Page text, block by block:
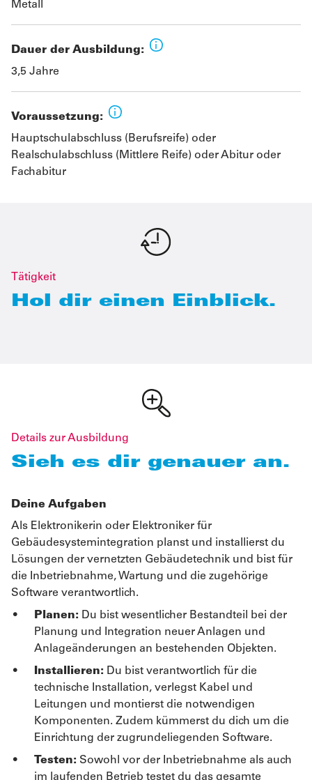
Metall
Dauer der Ausbildung:
3,5 Jahre
Voraussetzung:
Hauptschulabschluss (Berufsreife) oder
Realschulabschluss (Mittlere Reife) oder Abitur oder
Fachabitur
Tätigkeit
Hol dir einen Einblick.
Details zur Ausbildung
Sieh es dir genauer an.
Deine Aufgaben
Als Elektronikerin oder Elektroniker für
Gebäudesystemintegration planst und installierst du
Lösungen der vernetzten Gebäudetechnik und bist für
die Inbetriebnahme, Wartung und die zugehörige
Software verantwortlich.
Planen: Du bist wesentlicher Bestandteil bei der
Planung und Integration neuer Anlagen und
Anlageänderungen an bestehenden Objekten.
Installieren: Du bist verantwortlich für die
technische Installation, verlegst Kabel und
Leitungen und montierst die notwendigen
Komponenten. Zudem kümmerst du dich um die
Einrichtung der zugrundeliegenden Software.
Testen: Sowohl vor der Inbetriebnahme als auch
im laufenden Betrieb testet du das gesamte